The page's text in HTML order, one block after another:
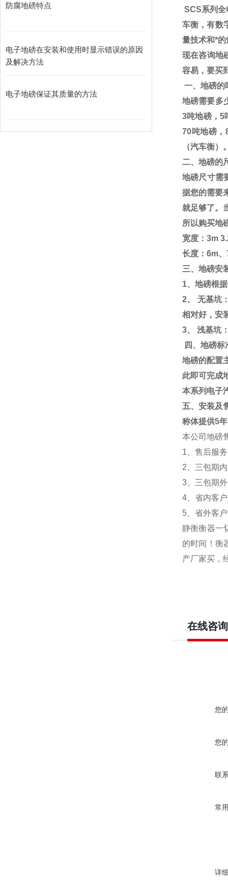
防腐地磅特点
电子地磅在安装和使用时显示错误的原因
及解决方法
电子地磅保证其质量的方法
SCS系列
车衡，有数
量技术和*
现在咨询地
容易，要买
一、地磅的
地磅需要多
3吨地磅， 5
70吨地磅，
（汽车衡
二、地磅的
地磅尺寸需
据您的需要
就足够了。
所以购买地
宽度： 3m
长度： 6m、
三、地磅安
1、地磅根
2、
无基坑
相对好，安
3、
浅基坑
四、地磅标
地磅的配置
此即可完成
本系列电子
五、安装及
称体提供5
本公司地磅
1 、售后服
2 、三包期
3 、三包期
4 、省内客
5 、省外客
静衡衡器一
的时间！衡
产厂家买，
在线咨询
您
您
联
常
详